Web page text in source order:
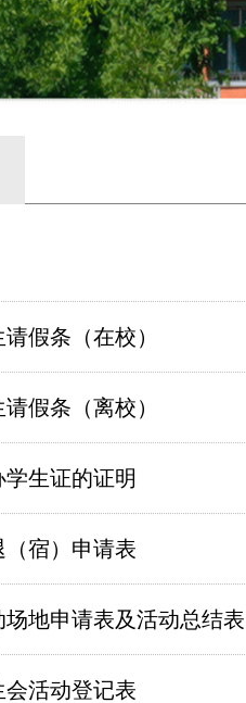
假条（在校）
假条（离校）
生证的证明
宿）申请表
地申请表及活动总结表
活动登记表